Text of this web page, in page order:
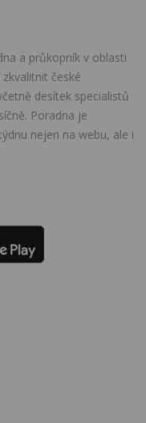
a průkopník v oblasti
české
desítek specialistů
Poradna je
nejen na webu, ale i